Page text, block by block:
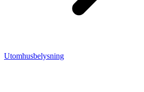
Utomhusbelysning